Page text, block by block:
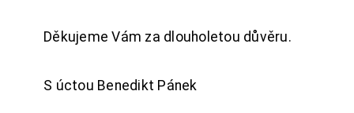
Děkujeme Vám za dlouholetou důvěru.
S úctou Benedikt Pánek